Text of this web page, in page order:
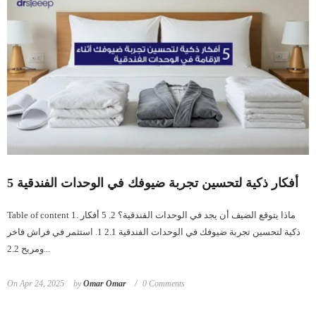
5 أفكار ذكية لتحسين تجربة ضيوفك في الوحدات الفندقية
Table of content 1. ماذا يتوقع الضيف أن يجد في الوحدات الفندقية؟ 2. 5 أفكار
ذكية لتحسين تجربة ضيوفك في الوحدات الفندقية 2.1 1. استثمر في فراش فاخر
On Apr 24, 2025 byOmar Omar 0 Comments